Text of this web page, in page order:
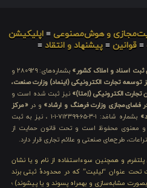
و هوش‌مصنوعی ≡ اپلیکیشن
≡قوانین ≡پیشنهاد و انتقاد ≡
اسناد و املاک کشور»
بشماره‌های: ۲۸۰۹۲۹ و
توسعه تجارت الکترونیکی (اینماد) وزارت صنعت،
تجارت الکترونیکی (اِمتا)» نیز ثبت شده است و
فضای‌مجازی وزارت فرهنگ و ارشاد» و در«مرکز
بشماره شامَد: ۱-۳-۶۵-۷۱۲۳۹۹-۱-۱ ، نیز به ثبت
و معنوی محفوظ است و تحت قانون حمایت از
طرح‌های صنعتی و علائم تجاری قرار دارد.
پلتفرم و همچنین سوءاستفاده از نام و یا نشان
تحت عنوان “لیلیت” که در محدودهٔ ثبتی برند
بصورت مشابه‌سازی و بهمراه پسوند و یا پیشوند) ؛